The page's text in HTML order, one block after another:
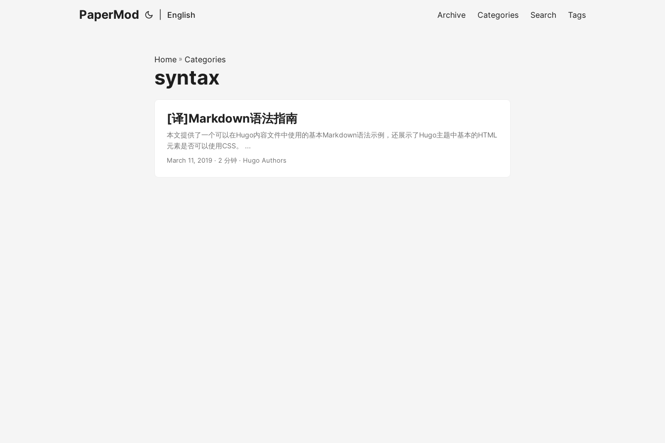
PaperMod English Archive Categories Search Tags
Home » Categories
syntax
[译]Markdown语法指南
本文提供了一个可以在Hugo内容文件中使用的基本Markdown语法示例，还展示了Hugo主题中基本的HTML
元素是否可以使用CSS。 ...
March 11, 2019 · 2 分钟 · Hugo Authors